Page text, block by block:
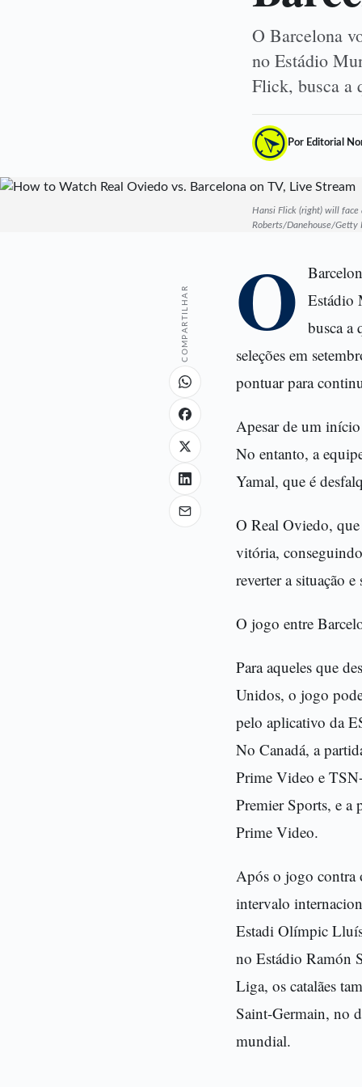
O Barcelona
no Estádio
Flick, busca a
Por Editorial
Hansi Flick (right) will face
Roberts/Danehouse/Getty
COMPARTILHAR O Estádio
busca a
seleções em
pontuar para
Apesar de um
No entanto, a
Yamal, que é
O Real Oviedo,
vitória,
reverter a situação
O jogo entre
Para aqueles que
Unidos, o jogo
pelo aplicativo da
No Canadá, a
Prime Video e
Premier Sports, e a
Prime Video.
Após o jogo contra
intervalo
Estadi Olímpic
no Estádio Ramón
Liga, os catalães
Saint-Germain, no
mundial.